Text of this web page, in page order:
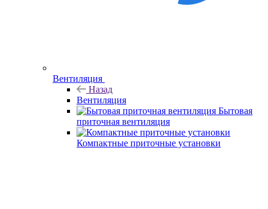
Вентиляция
Назад
Вентиляция
Бытовая
приточная вентиляция
Компактные приточные установки